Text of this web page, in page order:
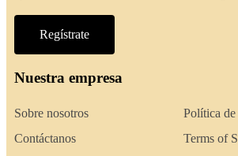
Regístrate
Nuestra empresa
Sobre nosotros
Contáctanos
Política
Terms of